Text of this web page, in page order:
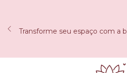
Transforme seu espaço com a